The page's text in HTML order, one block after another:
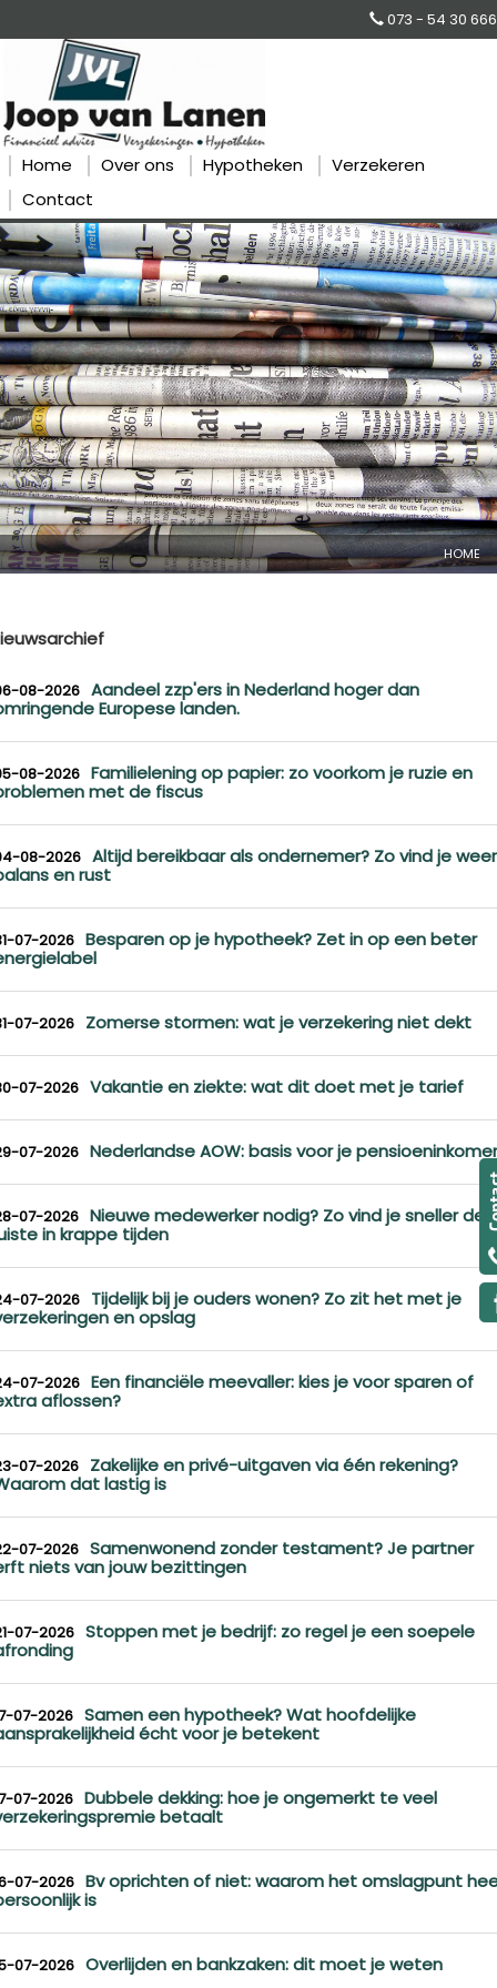
073 - 54 30 666
Home Over ons Hypotheken
Verzekeren
Contact
HOME
08-2026 Aandeel zzp'ers in Nederland hoger dan
Europese landen.
08-2026 Familielening op papier: zo voorkom je ruzie en
met de fiscus
08-2026 Altijd bereikbaar als ondernemer? Zo vind je weer
en rust
07-2026 Besparen op je hypotheek? Zet in op een beter
07-2026 Zomerse stormen: wat je verzekering niet dekt
07-2026 Vakantie en ziekte: wat dit doet met je tarief
07-2026 Nederlandse AOW: basis voor je
07-2026 Nieuwe medewerker nodig? Zo vind je sneller de
in krappe tijden
07-2026 Tijdelijk bij je ouders wonen? Zo zit het met je
en opslag
07-2026 Een financiële meevaller: kies je voor sparen of
aflossen?
07-2026 Zakelijke en privé-uitgaven via één rekening?
dat lastig is
07-2026 Samenwonend zonder testament? Je partner
niets van jouw bezittingen
07-2026 Stoppen met je bedrijf: zo regel je een soepele
07-2026 Samen een hypotheek? Wat hoofdelijke
écht voor je betekent
07-2026 Dubbele dekking: hoe je ongemerkt te veel
betaalt
07-2026 Bv oprichten of niet: waarom het omslagpunt
is
07-2026 Overlijden en bankzaken: dit moet je weten